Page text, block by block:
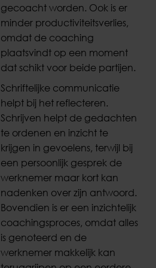
gecoacht worden. Ook is er
minder productiviteitsverlies,
omdat de coaching
plaatsvindt op een moment
dat schikt voor beide partijen.
Schriftelijke communicatie
helpt bij het reflecteren.
Schrijven helpt de gedachten
te ordenen en inzicht te
krijgen in gevoelens, terwijl bij
een persoonlijk gesprek de
werknemer maar kort kan
nadenken over zijn antwoord.
Bovendien is er een inzichtelijk
coachingsproces, omdat alles
is genoteerd en de
werknemer makkelijk kan